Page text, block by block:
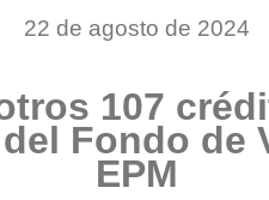
22 de agosto de 2024
107
Fondo de
EPM